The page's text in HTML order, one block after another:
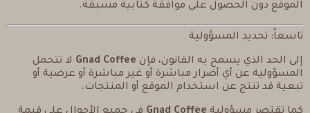
الموقع دون الحصول على موافقة كتابية مسبقة.
تاسعاً: تحديد المسؤولية
إلى الحد الذي يسمح به القانون، فإن Gnad Coffee لا تتحمل
المسؤولية عن أي أضرار مباشرة أو غير مباشرة أو عرضية أو
تبعية قد تنتج عن استخدام الموقع أو المنتجات.